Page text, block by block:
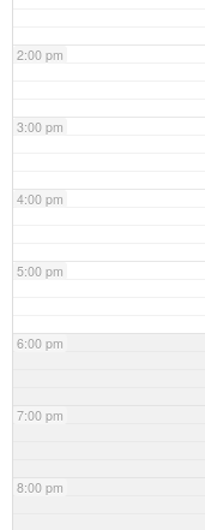
2:00 pm
3:00 pm
4:00 pm
5:00 pm
6:00 pm
7:00 pm
8:00 pm